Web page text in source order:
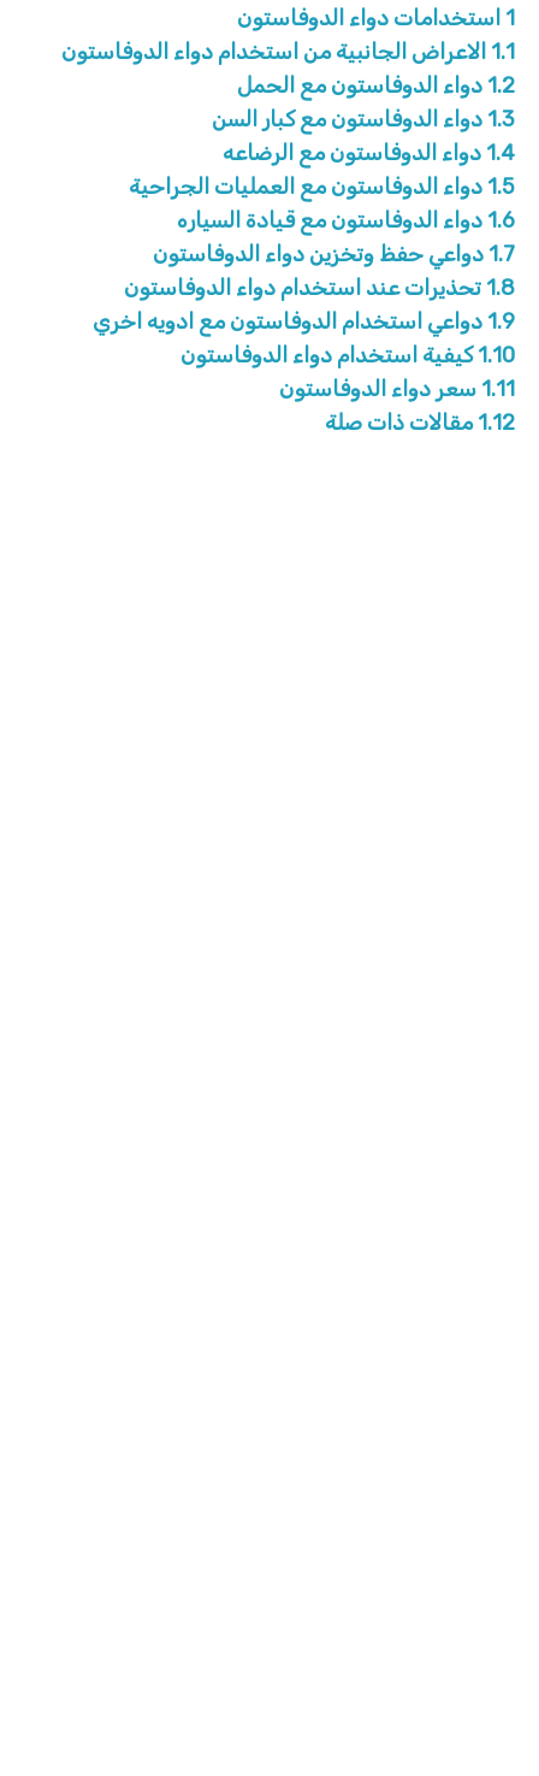
1 استخدامات دواء الدوفاستون
1.1 الاعراض الجانبية من استخدام دواء الدوفاستون
1.2 دواء الدوفاستون مع الحمل
1.3 دواء الدوفاستون مع كبار السن
1.4 دواء الدوفاستون مع الرضاعه
1.5 دواء الدوفاستون مع العمليات الجراحية
1.6 دواء الدوفاستون مع قيادة السياره
1.7 دواعي حفظ وتخزين دواء الدوفاستون
1.8 تحذيرات عند استخدام دواء الدوفاستون
1.9 دواعي استخدام الدوفاستون مع ادويه اخري
1.10 كيفية استخدام دواء الدوفاستون
1.11 سعر دواء الدوفاستون
1.12 مقالات ذات صلة